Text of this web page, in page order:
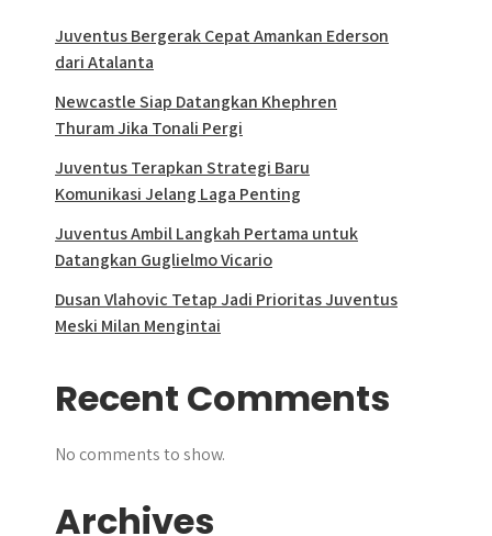
Juventus Bergerak Cepat Amankan Ederson
dari Atalanta
Newcastle Siap Datangkan Khephren
Thuram Jika Tonali Pergi
Juventus Terapkan Strategi Baru
Komunikasi Jelang Laga Penting
Juventus Ambil Langkah Pertama untuk
Datangkan Guglielmo Vicario
Dusan Vlahovic Tetap Jadi Prioritas Juventus
Meski Milan Mengintai
Recent Comments
No comments to show.
Archives